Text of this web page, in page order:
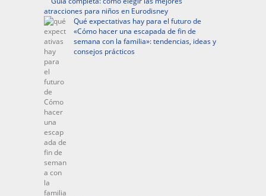
atracciones para niños en Eurodisney
Qué expectativas hay para el futuro de
«Cómo hacer una escapada de fin de
semana con la familia»: tendencias, ideas y
consejos prácticos